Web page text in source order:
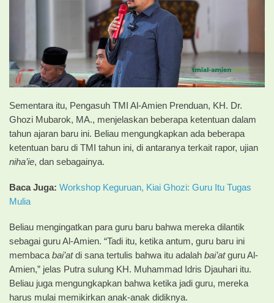
Sementara itu, Pengasuh TMI Al-Amien Prenduan, KH. Dr.
Ghozi Mubarok, MA., menjelaskan beberapa ketentuan dalam
tahun ajaran baru ini. Beliau mengungkapkan ada beberapa
ketentuan baru di TMI tahun ini, di antaranya terkait rapor, ujian
niha’ie, dan sebagainya.
Baca Juga: Workshop Keguruan, Kiai Ghozi: Guru Itu Tugas
Mulia
Beliau mengingatkan para guru baru bahwa mereka dilantik
sebagai guru Al-Amien. “Tadi itu, ketika antum, guru baru ini
membaca bai’atdi sana tertulis bahwa itu adalah bai’atguru Al-
Amien,” jelas Putra sulung KH. Muhammad Idris Djauhari itu.
Beliau juga mengungkapkan bahwa ketika jadi guru, mereka
harus mulai memikirkan anak-anak didiknya.